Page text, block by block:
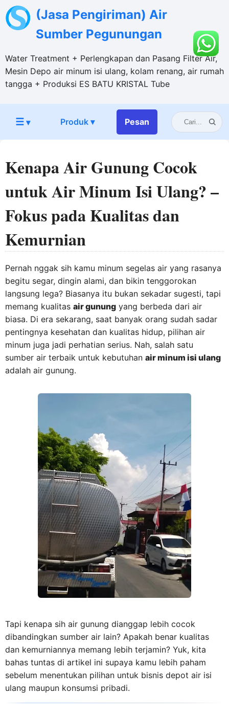
(Jasa Pengiriman) Air
Sumber Pegunungan
Water Treatment + Perlengkapan dan Pasang Filter Air,
Mesin Depo air minum isi ulang, kolam renang, air rumah
tangga + Produksi ES BATU KRISTAL Tube
☰▾ Produk ▾ Pesan
Kenapa Air Gunung Cocok
untuk Air Minum Isi Ulang? –
Fokus pada Kualitas dan
Kemurnian
Pernah nggak sih kamu minum segelas air yang rasanya
begitu segar, dingin alami, dan bikin tenggorokan
langsung lega? Biasanya itu bukan sekadar sugesti, tapi
memang kualitas air gunung yang berbeda dari air
biasa. Di era sekarang, saat banyak orang sudah sadar
pentingnya kesehatan dan kualitas hidup, pilihan air
minum juga jadi perhatian serius. Nah, salah satu
sumber air terbaik untuk kebutuhan air minum isi ulang
adalah air gunung.
Tapi kenapa sih air gunung dianggap lebih cocok
dibandingkan sumber air lain? Apakah benar kualitas
dan kemurniannya memang lebih terjamin? Yuk, kita
bahas tuntas di artikel ini supaya kamu lebih paham
sebelum menentukan pilihan untuk bisnis depot air isi
ulang maupun konsumsi pribadi.